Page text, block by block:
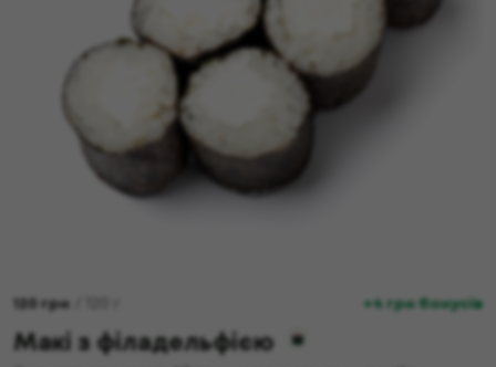
120грн +4 грн бонусів
Макі з філадельфією